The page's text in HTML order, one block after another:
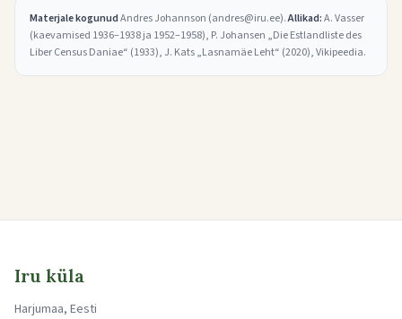
Materjale kogunudAndres Johannson (andres@iru.ee).Allikad:A. Vasser
(kaevamised 1936–1938 ja 1952–1958), P. Johansen „Die Estlandliste des
Liber Census Daniae“ (1933), J. Kats„Lasnamäe Leht“ (2020), Vikipeedia.
Iru küla
Harjumaa, Eesti